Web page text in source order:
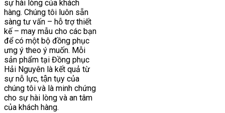
sự hài lòng của khách
hàng. Chúng tôi luôn sẵn
sàng tư vấn – hỗ trợ thiết
kế – may mẫu cho các bạn
để có một bộ đồng phục
ưng ý theo ý muốn. Mỗi
sản phẩm tại Đồng phục
Hải Nguyên là kết quả từ
sự nỗ lực, tận tụy của
chúng tôi và là minh chứng
cho sự hài lòng và an tâm
của khách hàng.